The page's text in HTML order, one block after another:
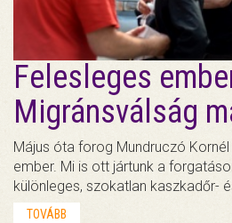
Felesleges
Migránsválság
Május óta forog Mundruczó
ember. Mi is ott jártunk a
különleges, szokatlan kaszkadőr-
TOVÁBB